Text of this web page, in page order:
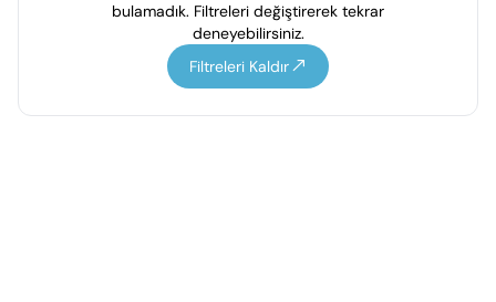
bulamadık. Filtreleri değiştirerek tekrar
deneyebilirsiniz.
Filtreleri Kaldır